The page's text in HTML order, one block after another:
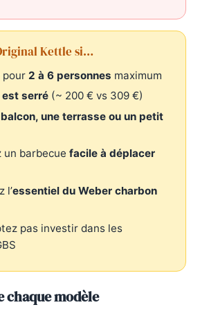
Kettle si…
pour 2 à 6 personnes maximum
serré (~ 200 € vs 309 €)
balcon, une terrasse ou un petit
un barbecue facile à déplacer
l’essentiel du Weber charbon
pas investir dans les
chaque modèle